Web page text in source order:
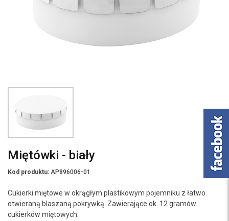
Miętówki - biały
Kod produktu: AP896006-01
Cukierki miętowe w okrągłym plastikowym pojemniku z łatwo
otwieraną blaszaną pokrywką. Zawierające ok. 12 gramów
cukierków miętowych.